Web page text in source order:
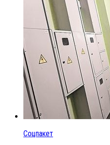
Соцпакет